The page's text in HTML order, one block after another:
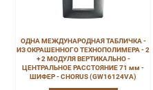
ОДНА МЕЖДУНАРОДНАЯ ТАБЛИЧКА -
ИЗ ОКРАШЕННОГО ТЕХНОПОЛИМЕРА - 2
+ 2 МОДУЛЯ ВЕРТИКАЛЬНО -
ЦЕНТРАЛЬНОЕ РАССТОЯНИЕ 71 мм -
ШИФЕР - CHORUS (GW16124VA)